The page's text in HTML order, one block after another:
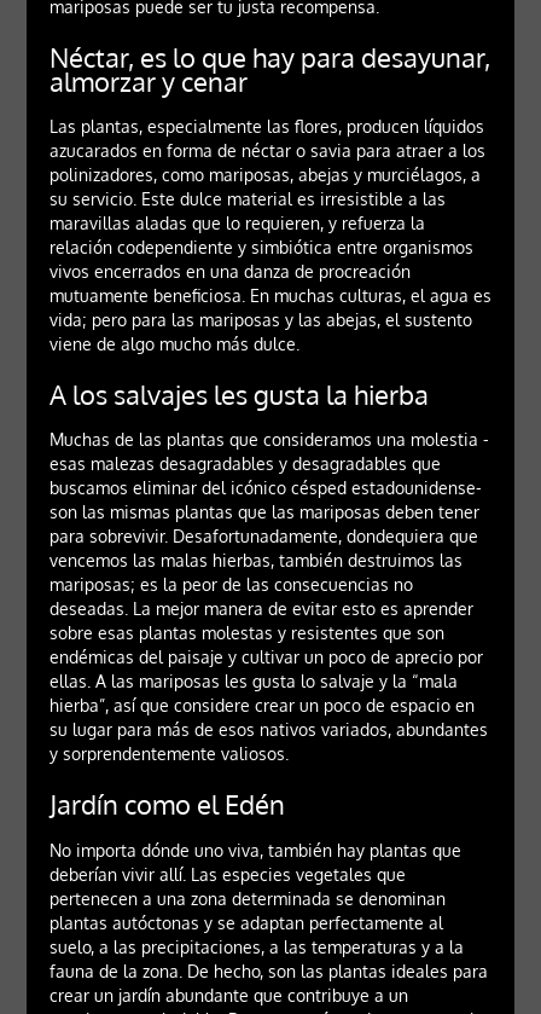
mariposas puede ser tu justa recompensa.
Néctar, es lo que hay para desayunar,
almorzar y cenar
Las plantas, especialmente las flores, producen líquidos
azucarados en forma de néctar o savia para atraer a los
polinizadores, como mariposas, abejas y murciélagos, a
su servicio. Este dulce material es irresistible a las
maravillas aladas que lo requieren, y refuerza la
relación codependiente y simbiótica entre organismos
vivos encerrados en una danza de procreación
mutuamente beneficiosa. En muchas culturas, el agua es
vida; pero para las mariposas y las abejas, el sustento
viene de algo mucho más dulce.
A los salvajes les gusta la hierba
Muchas de las plantas que consideramos una molestia -
esas malezas desagradables y desagradables que
buscamos eliminar del icónico césped estadounidense-
son las mismas plantas que las mariposas deben tener
para sobrevivir. Desafortunadamente, dondequiera que
vencemos las malas hierbas, también destruimos las
mariposas; es la peor de las consecuencias no
deseadas. La mejor manera de evitar esto es aprender
sobre esas plantas molestas y resistentes que son
endémicas del paisaje y cultivar un poco de aprecio por
ellas. A las mariposas les gusta lo salvaje y la “mala
hierba”, así que considere crear un poco de espacio en
su lugar para más de esos nativos variados, abundantes
y sorprendentemente valiosos.
Jardín como el Edén
No importa dónde uno viva, también hay plantas que
deberían vivir allí. Las especies vegetales que
pertenecen a una zona determinada se denominan
plantas autóctonas y se adaptan perfectamente al
suelo, a las precipitaciones, a las temperaturas y a la
fauna de la zona. De hecho, son las plantas ideales para
crear un jardín abundante que contribuye a un